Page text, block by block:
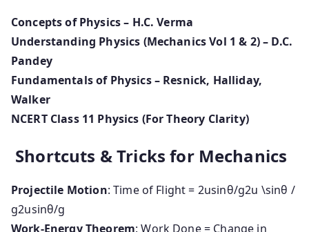
Concepts of Physics – H.C. Verma
Understanding Physics (Mechanics Vol 1 & 2) – D.C.
Pandey
Fundamentals of Physics – Resnick, Halliday,
Walker
NCERT Class 11 Physics (For Theory Clarity)
Shortcuts & Tricks for Mechanics
Projectile Motion: Time of Flight = 2usin⁡θ/g2u \sinθ /
g2usinθ/g
Work-Energy Theorem: Work Done = Change in